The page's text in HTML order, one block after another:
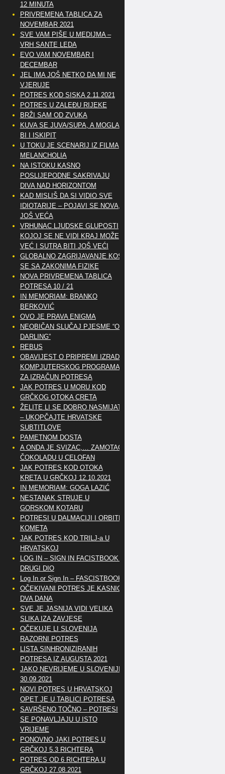
12 MINUTA
PRIVREMENA TABLICA ZA
NOVEMBAR 2021
SVE VAM PIŠE U MEDIJMA –
VRH SANTE LEDA
EVO VAM NOVEMBAR I
DECEMBAR
JEL IMA JOŠ NETKO DA MI NE
VJERUJE
POTRES KOD SISKA 2.11.2021
POTRES U ZALEĐU RIJEKE
BRŽI SAM OD ZVUKA
KUVA SE JUVA/SUPA, A MOGLA
BI I ISKIPIT
U TOKU JE SCENARIJ IZ FILMA
MELANCHOLIA
NA ISTOKU KASNO
POSLIJEPODNE SAKRIVAJU
DIVA NAD HORIZONTOM
KAD MISLIŠ DA SI VIDIO SVE
IDIOTARIJE – POJAVI SE NOVA,..
JOŠ VEĆA
VRHUNAC LJUDSKE GLUPOSTI
KOJOJ SE NE VIDI KRAJ MOŽE
VEĆ I SUTRA BITI JOŠ VEĆI
GLOBALNO ZAGRIJAVANJE KOSI
SE SA ZAKONIMA FIZIKE
NOVA PRIVREMENA TABLICA
POTRESA 10 / 21
IN MEMORIAM: BRANKO
BERKOVIĆ
OVO JE PRAVA ENIGMA
NEOBIČAN SLUČAJ PJESME “OH
DARLING”
REBUS
OBAVIJEST O PRIPREMI IZRADE
KOMPJUTERSKOG PROGRAMA
ZA IZRAČUN POTRESA
JAK POTRES U MORU KOD
GRČKOG OTOKA CRETA
ŽELITE LI SE DOBRO NASMIJATI
– UKOPČAJTE HRVATSKE
SUBTITLOVE
PAMETNOM DOSTA
A ONDA JE SVIZAC,… ZAMOTAO
ČOKOLADU U CELOFAN
JAK POTRES KOD OTOKA
KRETA U GRČKOJ 12.10.2021
IN MEMORIAM: GOGA LAZIĆ
NESTANAK STRUJE U
GORSKOM KOTARU
POTRESI U DALMACIJI I ORBITE
KOMETA
JAK POTRES KOD TRILJ-a U
HRVATSKOJ
LOG IN – SIGN IN FACISTBOOK –
DRUGI DIO
Log In or Sign In – FASCISTBOOK
OČEKIVANI POTRES JE KASNIO
DVA DANA
SVE JE JASNIJA VIDI VELIKA
SLIKA IZA ZAVJESE
OČEKUJE LI SLOVENIJA
RAZORNI POTRES
LISTA SINHRONIZIRANIH
POTRESA IZ AUGUSTA 2021
JAKO NEVRIJEME U SLOVENIJI
30.09.2021
NOVI POTRES U HRVATSKOJ
OPET JE U TABLICI POTRESA
SAVRŠENO TOČNO – POTRESI
SE PONAVLJAJU U ISTO
VRIJEME
PONOVNO JAKI POTRES U
GRČKOJ 5.3 RICHTERA
POTRES OD 6 RICHTERA U
GRČKOJ 27.08.2021